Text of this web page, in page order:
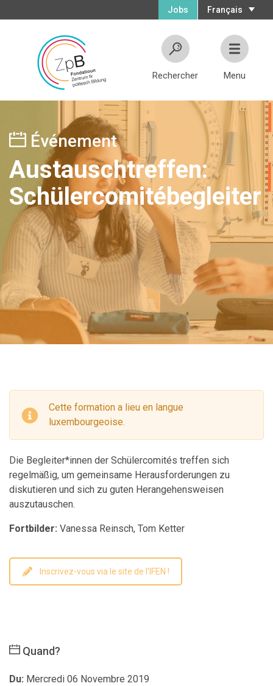
Français
Jobs
Rechercher Menu
Événement
Austauschtreffen:
Schülercomitébegleiter
Cette formation a lieu en langue
luxembourgeoise.
Die Begleiter*innen der Schülercomités treffen sich
regelmäßig, um gemeinsame Herausforderungen zu
diskutieren und sich zu guten Herangehensweisen
auszutauschen.
Fortbilder: Vanessa Reinsch, Tom Ketter
Inscrivez-vous via le site de l'IFEN !
Quand?
Du: Mercredi 06 Novembre 2019